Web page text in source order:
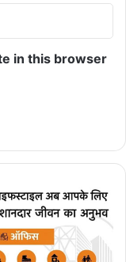
in this browser